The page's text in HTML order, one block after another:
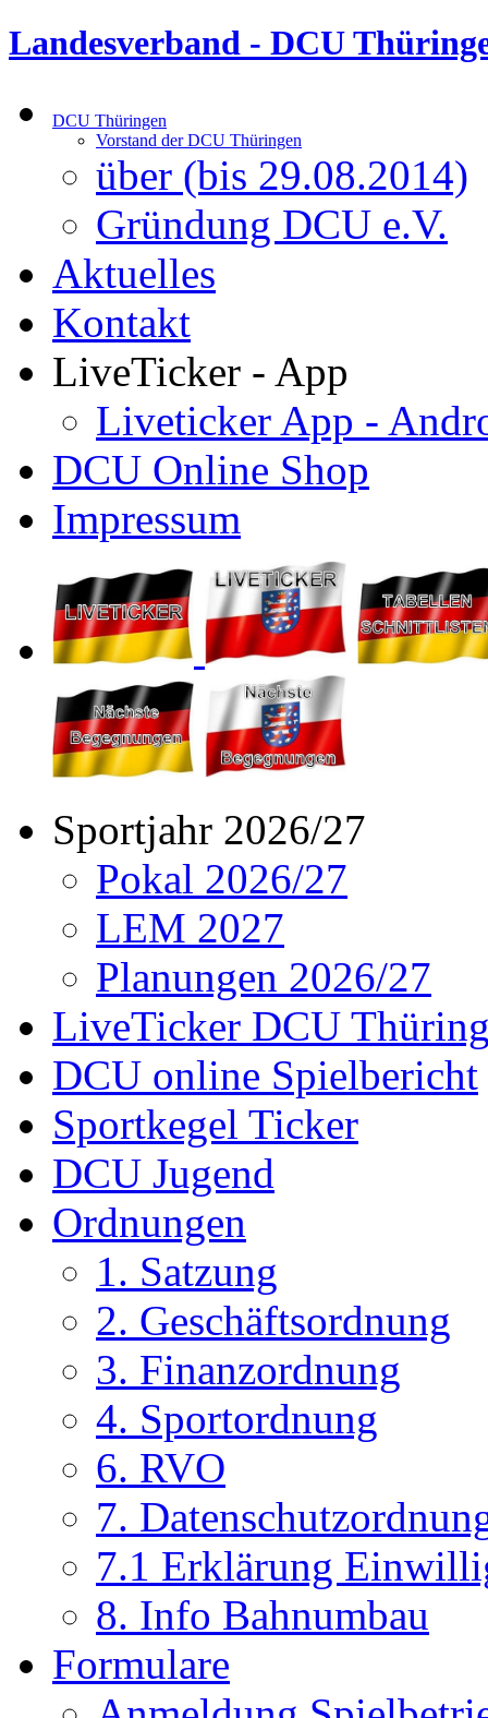
Landesverband - DCU
DCU Thüringen
Vorstand der DCU Thüringen
über (bis 29.08.2014)
Gründung DCU e.V.
Aktuelles
Kontakt
LiveTicker - App
Liveticker App -
DCU Online Shop
Impressum
Sportjahr 2026/27
Pokal 2026/27
LEM 2027
Planungen 2026/27
LiveTicker DCU
DCU online Spielbericht
Sportkegel Ticker
DCU Jugend
Ordnungen
1. Satzung
2. Geschäftsordnung
3. Finanzordnung
4. Sportordnung
6. RVO
7.
7.1 Erklärung
8. Info Bahnumbau
Formulare